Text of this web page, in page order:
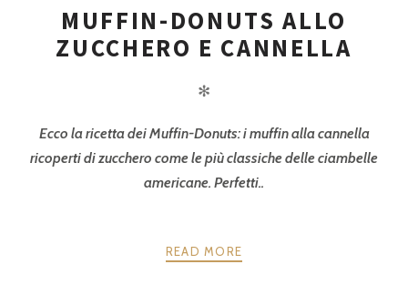
MUFFIN-DONUTS ALLO
ZUCCHERO E CANNELLA
✻
Ecco la ricetta dei Muffin-Donuts: i muffin alla cannella
ricoperti di zucchero come le più classiche delle ciambelle
americane. Perfetti..
READ MORE